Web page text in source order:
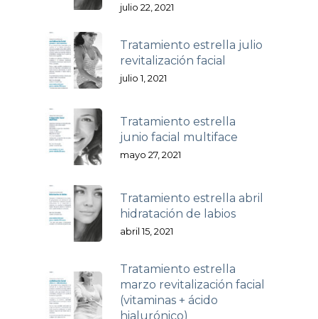
julio 22, 2021
Tratamiento estrella julio
revitalización facial
julio 1, 2021
Tratamiento estrella
junio facial multiface
mayo 27, 2021
Tratamiento estrella abril
hidratación de labios
abril 15, 2021
Tratamiento estrella
marzo revitalización facial
(vitaminas + ácido
hialurónico)